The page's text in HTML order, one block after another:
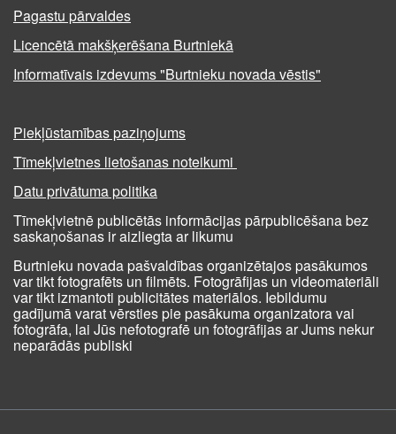
Pagastu pārvaldes
Licencētā makšķerēšana Burtniekā
Informatīvais izdevums "Burtnieku novada vēstis"
Piekļūstamības paziņojums
Tīmekļvietnes lietošanas noteikumi
Datu privātuma politika
Tīmekļvietnē publicētās informācijas pārpublicēšana bez
saskaņošanas ir aizliegta ar likumu
Burtnieku novada pašvaldības organizētajos pasākumos
var tikt fotografēts un filmēts. Fotogrāfijas un videomateriāli
var tikt izmantoti publicitātes materiālos. Iebildumu
gadījumā varat vērsties pie pasākuma organizatora vai
fotogrāfa, lai Jūs nefotografē un fotogrāfijas ar Jums nekur
neparādās publiski